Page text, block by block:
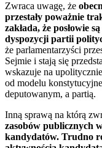
Zwraca uwagę, że
przestały poważnie
zakłada, że posłowie
dyspozycji partii
że parlamentarzyści
Sejmie i stają się
wskazuje na
od modelu
deputowanym, a partią.
Inną sprawą na którą
zasobów publicznych
kandydatów. Trudno